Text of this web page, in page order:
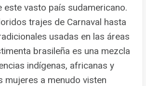
este vasto país sudamericano.
trajes de Carnaval hasta
usadas en las áreas
brasileña es una mezcla
indígenas, africanas y
mujeres a menudo visten